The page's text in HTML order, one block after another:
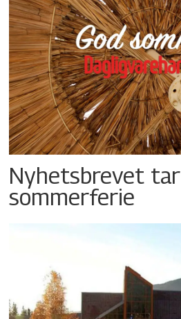
Nyhetsbrevet tar
sommerferie